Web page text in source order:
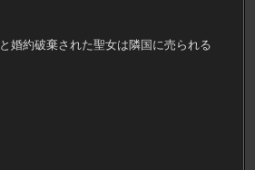
婚約破棄された聖女は隣国に売られる